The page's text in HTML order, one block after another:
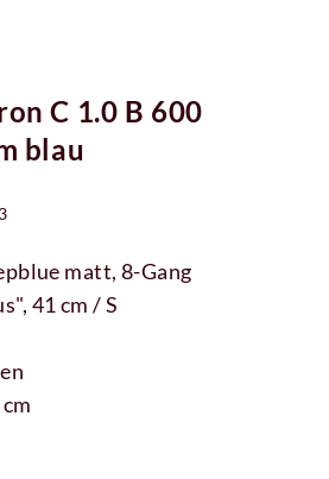
C 1.0 B 600
blau
matt, 8-Gang
41 cm / S